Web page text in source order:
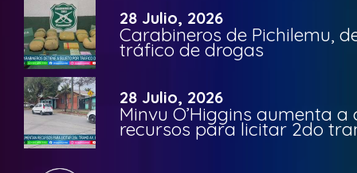
28 Julio, 2026
Carabineros de Pichilemu,
tráfico de drogas
28 Julio, 2026
Minvu O’Higgins aumenta a
recursos para licitar 2do